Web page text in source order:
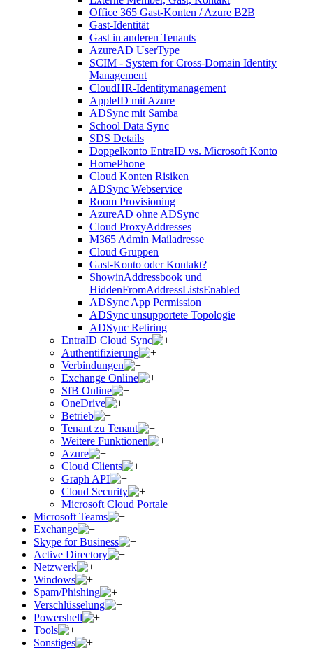
Office 365 Gast-Konten / Azure B2B
Gast-Identität
Gast in anderen Tenants
AzureAD UserType
SCIM - System for Cross-Domain Identity
Management
CloudHR-Identitymanagement
AppleID mit Azure
ADSync mit Samba
School Data Sync
SDS Details
Doppelkonto EntraID vs. Microsoft Konto
HomePhone
Cloud Konten Risiken
ADSync Webservice
Room Provisioning
AzureAD ohne ADSync
Cloud ProxyAddresses
M365 Admin Mailadresse
Cloud Gruppen
Gast-Konto oder Kontakt?
ShowinAddressbook und
HiddenFromAddressListsEnabled
ADSync App Permission
ADSync unsupportete Topologie
ADSync Retiring
EntraID Cloud Sync
Authentifizierung
Verbindungen
Exchange Online
SfB Online
OneDrive
Betrieb
Tenant zu Tenant
Weitere Funktionen
Azure
Cloud Clients
Graph API
Cloud Security
Microsoft Cloud Portale
Microsoft Teams
Exchange
Skype for Business
Active Directory
Netzwerk
Windows
Spam/Phishing
Verschlüsselung
Powershell
Tools
Sonstiges